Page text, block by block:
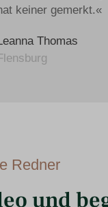
keiner gemerkt.«
Thomas
Redner
und